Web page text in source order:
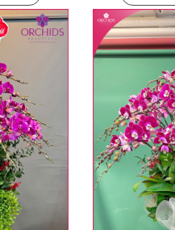
dáng hoàn toàn thủ
kiện khách quan, tùy
với mức độ giống mẫu
với khách hàng để
hoặc không liên lạc